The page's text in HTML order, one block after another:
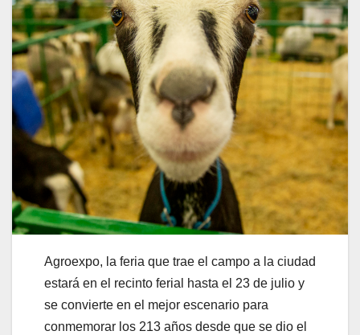
Agroexpo, la feria que trae el campo a la ciudad
estará en el recinto ferial hasta el 23 de julio y
se convierte en el mejor escenario para
conmemorar los 213 años desde que se dio el